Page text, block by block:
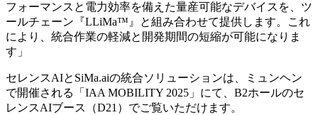
フォーマンスと電力効率を備えた量産可能なデバイスを、ツ
ールチェーン『LLiMa™』と組み合わせて提供します。これ
により、統合作業の軽減と開発期間の短縮が可能になりま
す」
セレンスAIとSiMa.aiの統合ソリューションは、ミュンヘン
で開催される「IAA MOBILITY 2025」にて、B2ホールのセ
レンスAIブース（D21）でご覧いただけます。